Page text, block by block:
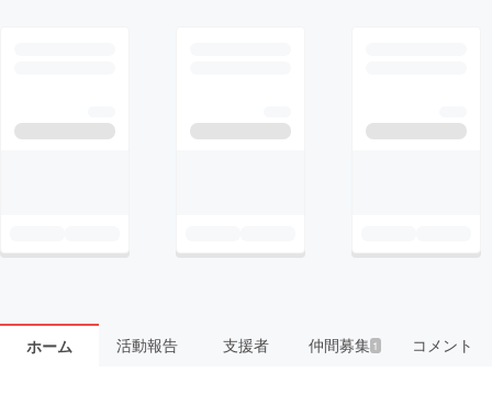
ホーム 活動報告 支援者 仲間募集 1 コメント